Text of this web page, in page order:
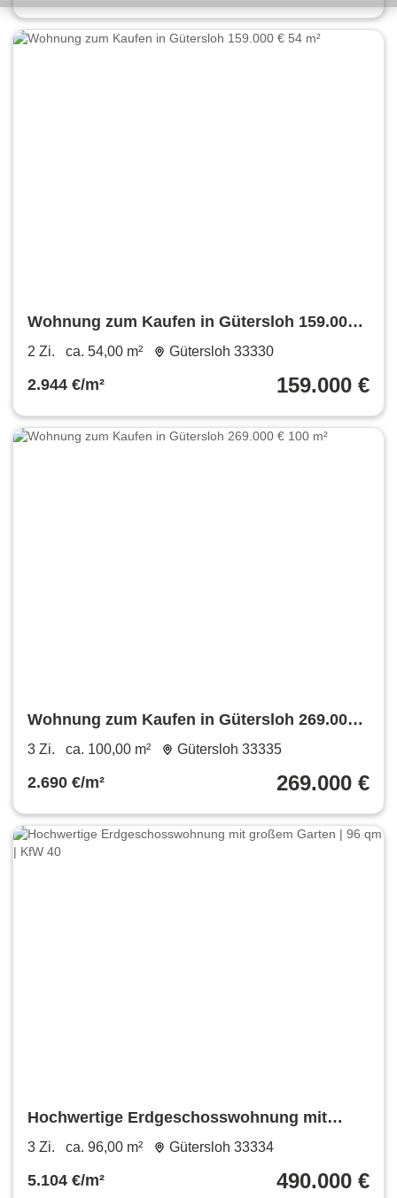
Wohnung zum Kaufen in Gütersloh 159.000 €
54 m²
2 Zi. ca. 54,00 m² Gütersloh 33330
2.944 €/m² 159.000 €
Wohnung zum Kaufen in Gütersloh 269.000 €
100 m²
3 Zi. ca. 100,00 m² Gütersloh 33335
2.690 €/m² 269.000 €
Hochwertige Erdgeschosswohnung mit
großem Garten | 96 qm | KfW 40
3 Zi. ca. 96,00 m² Gütersloh 33334
5.104 €/m² 490.000 €